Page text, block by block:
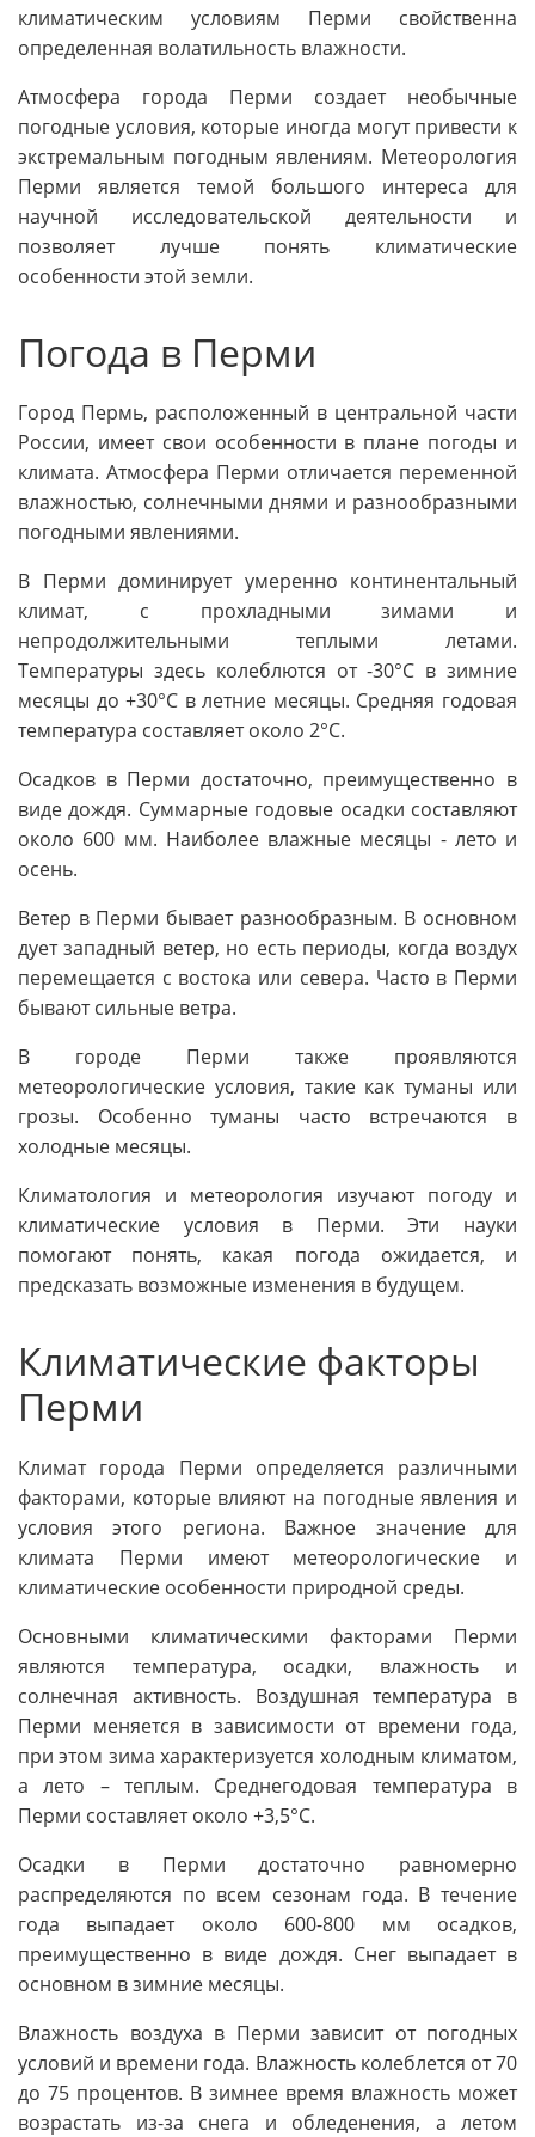
климатическим условиям Перми свойственна
определенная волатильность влажности.
Атмосфера города Перми создает необычные
погодные условия, которые иногда могут привести к
экстремальным погодным явлениям. Метеорология
Перми является темой большого интереса для
научной исследовательской деятельности и
позволяет лучше понять климатические
особенности этой земли.
Погода в Перми
Город Пермь, расположенный в центральной части
России, имеет свои особенности в плане погоды и
климата. Атмосфера Перми отличается переменной
влажностью, солнечными днями и разнообразными
погодными явлениями.
В Перми доминирует умеренно континентальный
климат, с прохладными зимами и
непродолжительными теплыми летами.
Температуры здесь колеблются от -30°C в зимние
месяцы до +30°C в летние месяцы. Средняя годовая
температура составляет около 2°C.
Осадков в Перми достаточно, преимущественно в
виде дождя. Суммарные годовые осадки составляют
около 600 мм. Наиболее влажные месяцы - лето и
осень.
Ветер в Перми бывает разнообразным. В основном
дует западный ветер, но есть периоды, когда воздух
перемещается с востока или севера. Часто в Перми
бывают сильные ветра.
В городе Перми также проявляются
метеорологические условия, такие как туманы или
грозы. Особенно туманы часто встречаются в
холодные месяцы.
Климатология и метеорология изучают погоду и
климатические условия в Перми. Эти науки
помогают понять, какая погода ожидается, и
предсказать возможные изменения в будущем.
Климатические факторы
Перми
Климат города Перми определяется различными
факторами, которые влияют на погодные явления и
условия этого региона. Важное значение для
климата Перми имеют метеорологические и
климатические особенности природной среды.
Основными климатическими факторами Перми
являются температура, осадки, влажность и
солнечная активность. Воздушная температура в
Перми меняется в зависимости от времени года,
при этом зима характеризуется холодным климатом,
а лето – теплым. Среднегодовая температура в
Перми составляет около +3,5°C.
Осадки в Перми достаточно равномерно
распределяются по всем сезонам года. В течение
года выпадает около 600-800 мм осадков,
преимущественно в виде дождя. Снег выпадает в
основном в зимние месяцы.
Влажность воздуха в Перми зависит от погодных
условий и времени года. Влажность колеблется от 70
до 75 процентов. В зимнее время влажность может
возрастать из-за снега и обледенения, а летом